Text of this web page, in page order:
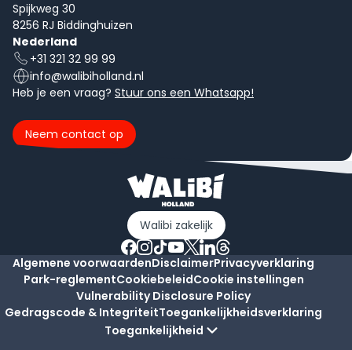
Spijkweg 30
8256 RJ Biddinghuizen
Nederland
+31 321 32 99 99
info@walibiholland.nl
Heb je een vraag? Stuur ons een Whatsapp!
Neem contact op
Walibi zakelijk
Algemene voorwaardenDisclaimerPrivacyverklaring
Park-reglementCookiebeleidCookie instellingen
Vulnerability Disclosure Policy
Gedragscode & IntegriteitToegankelijkheidsverklaring
Toegankelijkheid